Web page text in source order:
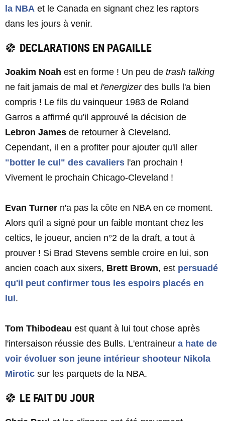
la NBA et le Canada en signant chez les raptors
dans les jours à venir.
DECLARATIONS EN PAGAILLE
Joakim Noah est en forme ! Un peu de trash talking
ne fait jamais de mal et l'energizer des bulls l'a bien
compris ! Le fils du vainqueur 1983 de Roland
Garros a affirmé qu'il approuvé la décision de
Lebron James de retourner à Cleveland.
Cependant, il en a profiter pour ajouter qu'il aller
"botter le cul" des cavaliers l'an prochain !
Vivement le prochain Chicago-Cleveland !
Evan Turner n'a pas la côte en NBA en ce moment.
Alors qu'il a signé pour un faible montant chez les
celtics, le joueur, ancien n°2 de la draft, a tout à
prouver ! Si Brad Stevens semble croire en lui, son
ancien coach aux sixers, Brett Brown, est persuadé
qu'il peut confirmer tous les espoirs placés en
lui.
Tom Thibodeau est quant à lui tout chose après
l'intersaison réussie des Bulls. L'entraineur a hate de
voir évoluer son jeune intérieur shooteur Nikola
Mirotic sur les parquets de la NBA.
LE FAIT DU JOUR